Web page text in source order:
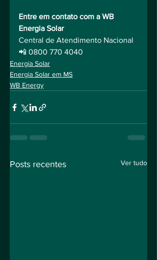
Entre em contato com a WB
Energia Solar
Central de Atendimento Nacional
📲 0800 770 4040
Energia Solar
Energia Solar em MS
WB Energy
Posts recentes Ver tudo